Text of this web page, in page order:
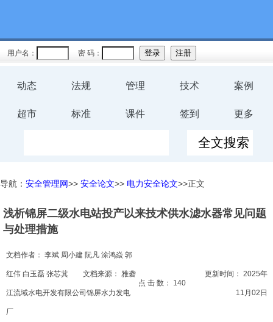
用户名： 密 码：
动态 法规 管理 技术 案例
超市 标准 课件 签到 更多
规程
预案
评价
生
环保
体系
导航： 安全管理网>> 安全论文>> 电力安全论文>>正文
浅析锦屏二级水电站投产以来技术供水滤水器常见问题
与处理措施
文档作者： 李斌 周小建 阮凡 涂鸿焱 郭
红伟 白玉磊 张芯萁 文档来源： 雅砻
江流域水电开发有限公司锦屏水力发电
厂
点 击 数： 140
更新时间： 2025年
11月02日